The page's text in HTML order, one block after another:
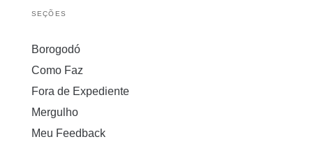
SEÇÕES
Borogodó
Como Faz
Fora de Expediente
Mergulho
Meu Feedback